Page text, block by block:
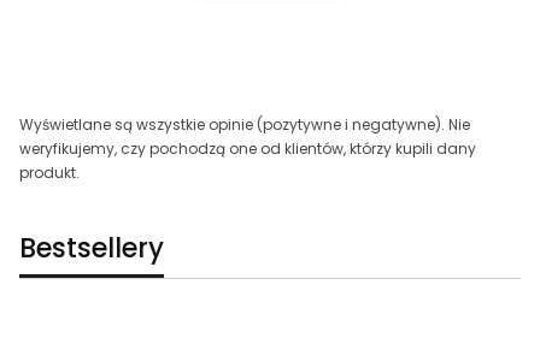
Wyświetlane są wszystkie opinie (pozytywne i negatywne). Nie
weryfikujemy, czy pochodzą one od klientów, którzy kupili dany
produkt.
Bestsellery